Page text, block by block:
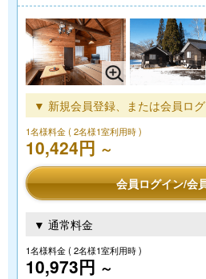
▼ 新規会員登録、または会員ロ
1名様料金( 2名様1室利用時 )
10,424円 ～
会員ログイン/会
▼ 通常料金
1名様料金( 2名様1室利用時 )
10,973円 ～